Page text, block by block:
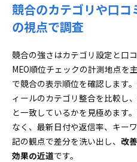
競合のカテゴリや口コ
の視点で調査
競合の強さはカテゴリ設定と口
MEO順位チェックの計測地点を
で競合の表示順位を確認します
ィールのカテゴリ整合を比較し
と一致しているかを見極めます
なく、最新日付や返信率、キー
記の観点で差分を洗い出し、 改
効果の近道です。